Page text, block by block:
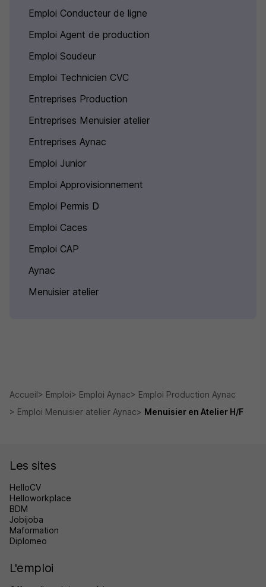
Emploi Conducteur de ligne
Emploi Agent de production
Emploi Soudeur
Emploi Technicien CVC
Entreprises Production
Entreprises Menuisier atelier
Entreprises Aynac
Emploi Junior
Emploi Approvisionnement
Emploi Permis D
Emploi Caces
Emploi CAP
Aynac
Menuisier atelier
Accueil Emploi Emploi Aynac
Emploi Production Aynac
Emploi Menuisier atelier Aynac
Menuisier en Atelier H/F
Les sites
HelloCV
Helloworkplace
BDM
Jobijoba
Maformation
Diplomeo
L'emploi